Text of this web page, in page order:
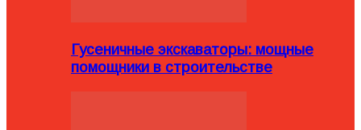
Гусеничные экскаваторы: мощные
помощники в строительстве